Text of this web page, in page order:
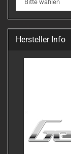
Hersteller Info